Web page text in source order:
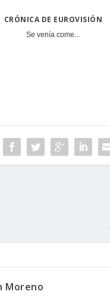
CRÓNICA DE EUROVISIÓN
Se venía come...
Moreno